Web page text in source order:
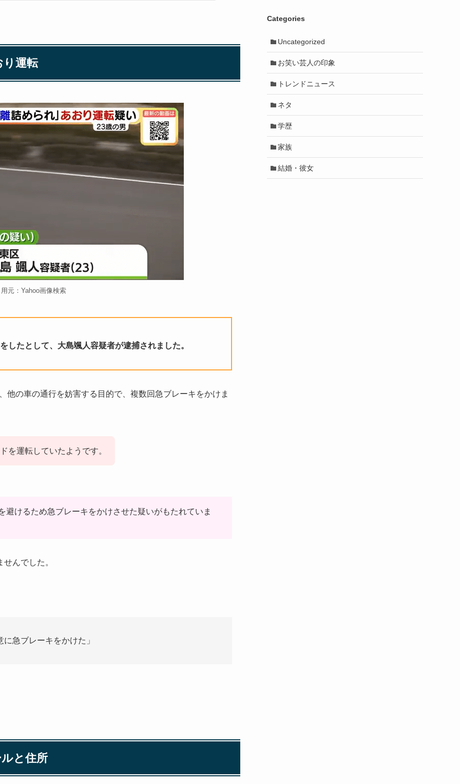
り運転
元：Yahoo画像検索
したとして、大島颯人容疑者が逮捕されました。
他の車の通行を妨害する目的で、複数回急ブレーキをかけま
を運転していたようです。
避けるため急ブレーキをかけさせた疑いがもたれていま
んでした。
急ブレーキをかけた」
と住所
Categories
Uncategorized
お笑い芸人の印象
トレンドニュース
ネタ
学歴
家族
結婚・彼女